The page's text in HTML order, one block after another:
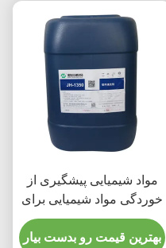
مواد شیمیایی پیشگیری از
خوردگی مواد شیمیایی برای
قطعات آلومینیومی
بهترین قیمت رو بدست بیار